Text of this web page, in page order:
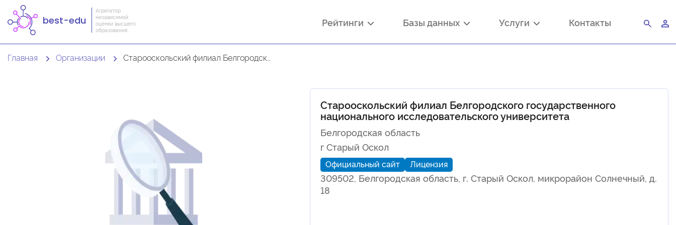
best-edu
Агрегатор
независимой
оценки высшего
образования
Рейтинги Базы данных Услуги Контакты
Главная Организации Старооскольский филиал Белгородского государственного национального исследовательского университета
Старооскольский филиал Белгородского государственного
национального исследовательского университета
Белгородская область
г Старый Оскол
Официальный сайт Лицензия
309502, Белгородская область, г. Старый Оскол, микрорайон Солнечный, д.
18